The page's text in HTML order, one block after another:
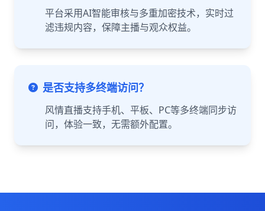
平台采用AI智能审核与多重加密技术，实时过
滤违规内容，保障主播与观众权益。
是否支持多终端访问？
风情直播支持手机、平板、PC等多终端同步访
问，体验一致，无需额外配置。